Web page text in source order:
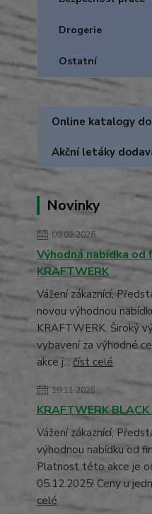
Drogerie
Ostatní
Online katalogy
Akční letáky
Novinky
09.02.2026
Výhodná nabídka od
KRAFTWERK
Vážení zákaznící,
novou výhodnou
KRAFTWERK. Široký
vybavení za výhodné
akce j... číst celé
19.11.2025
KRAFTWERK BLACK
Vážení zákaznící,
výhodnou nabídku od
Platnost této akce je
05.12.2025! Ceny u
celé